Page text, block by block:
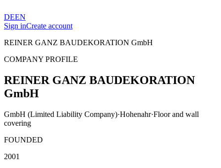
DEEN
Sign inCreate account
REINER GANZ BAUDEKORATION GmbH
COMPANY PROFILE
REINER GANZ BAUDEKORATION
GmbH
GmbH (Limited Liability Company)·Hohenahr·Floor and wall
covering
FOUNDED
2001